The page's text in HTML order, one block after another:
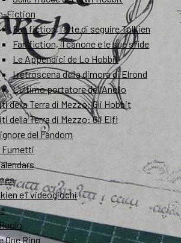
Fiction
Fan fiction, l’arte di seguire Tolkien
Fan fiction, il canone e le sue sfide
Le Appendici de Lo Hobbit
I retroscena della dimora di Elrond
L’ultimo portatore dell’Anello
della Terra di Mezzo: Gli Hobbit
della Terra di Mezzo: Gli Elfi
del Fandom
Fumetti
e i videogiochi
One Ring